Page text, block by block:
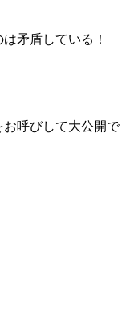
矛盾している！
呼びして大公開で